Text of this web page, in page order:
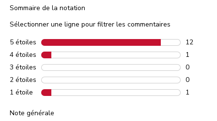
Sommaire de la notation
Sélectionner une ligne pour filtrer les commentaires
5 étoiles étoiles
12
12
4 étoiles étoiles
1
1
3 étoiles étoiles
0
0
2 étoiles étoiles
0
0
1 étoile étoiles
1
Note générale